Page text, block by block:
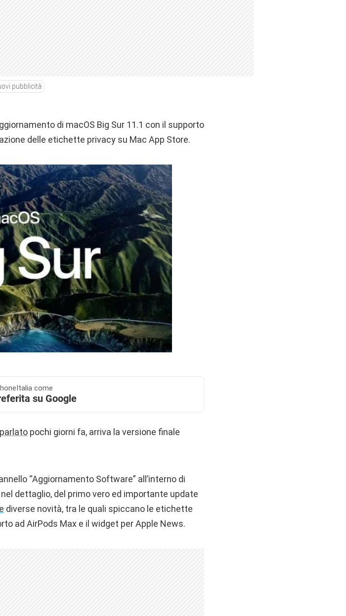
pubblicità
di macOS Big Sur 11.1 con il supporto
delle etichette privacy su Mac App Store.
come
su Google
parlato pochi giorni fa, arriva la versione finale
“Aggiornamento Software” all’interno di
dettaglio, del primo vero ed importante update
diverse novità, tra le quali spiccano le etichette
ad AirPods Max e il widget per Apple News.